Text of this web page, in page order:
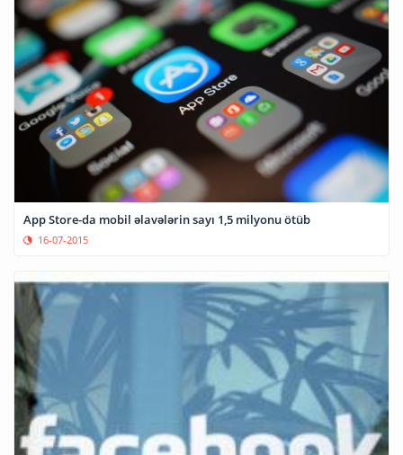
App Store-da mobil əlavələrin sayı 1,5 milyonu ötüb
16-07-2015